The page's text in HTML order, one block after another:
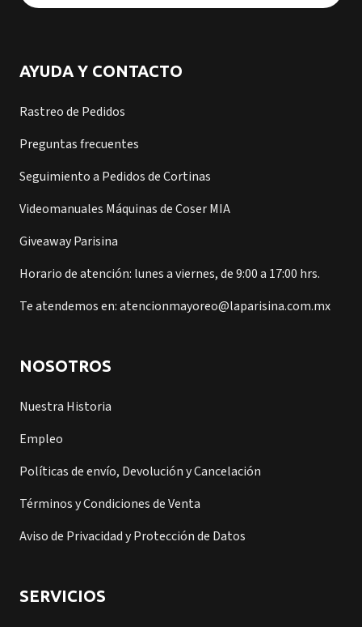
AYUDA Y CONTACTO
Rastreo de Pedidos
Preguntas frecuentes
Seguimiento a Pedidos de Cortinas
Videomanuales Máquinas de Coser MIA
Giveaway Parisina
Horario de atención: lunes a viernes, de 9:00 a 17:00 hrs.
Te atendemos en: atencionmayoreo@laparisina.com.mx
NOSOTROS
Nuestra Historia
Empleo
Políticas de envío, Devolución y Cancelación
Términos y Condiciones de Venta
Aviso de Privacidad y Protección de Datos
SERVICIOS